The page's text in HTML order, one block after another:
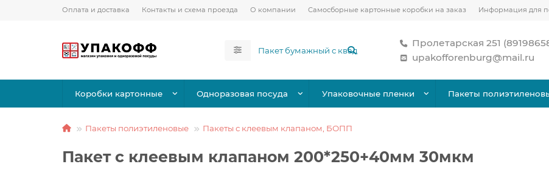
Оплата и доставка Контакты и схема проезда О компании Самосборные картонные коробки на заказ Информация для
Пролетарская 251
upakofforenburg@mail.ru
Коробки картонные Одноразовая посуда Упаковочные пленки Пакеты
Пакеты полиэтиленовые Пакеты с клеевым клапаном, БОПП
Пакет с клеевым клапаном 200*250+40мм 30мкм